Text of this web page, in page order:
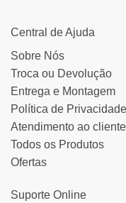
Central de Ajuda
Sobre Nós
Troca ou Devolução
Entrega e Montagem
Política de Privacidade
Atendimento ao cliente
Todos os Produtos
Ofertas
Suporte Online